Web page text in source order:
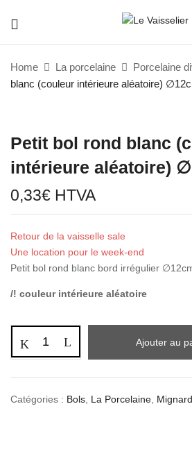
Home La porcelaine Porcelaine
blanc (couleur intérieure aléatoire)
Petit bol rond blanc
intérieure aléatoire)
0,33€ HTVA
Retour de la vaisselle sale
Une location pour le week-end
Petit bol rond blanc bord irrégulier
/! couleur intérieure aléatoire
Ajouter au
Catégories : Bols La Porcelaine